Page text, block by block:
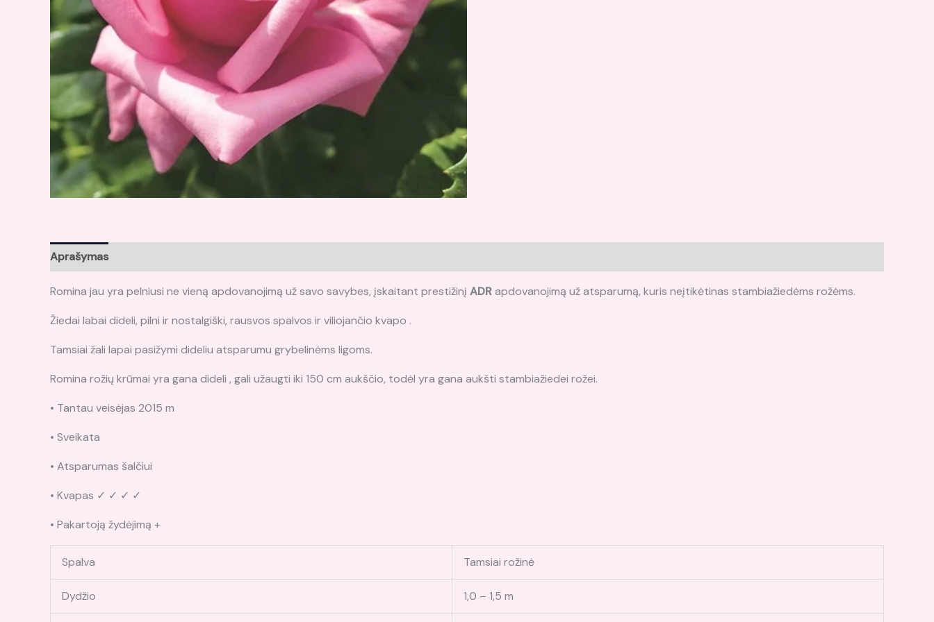
Aprašymas
Romina jau yra pelniusi ne vieną apdovanojimą už savo savybes, įskaitant prestižinį ADRapdovanojimą už atsparumą, kuris neįtikėtinas stambiažiedėms rožėms.
Žiedai labai dideli, pilni ir nostalgiški, rausvos spalvos ir viliojančio kvapo .
Tamsiai žali lapai pasižymi dideliu atsparumu grybelinėms ligoms.
Romina rožių krūmai yra gana dideli , gali užaugti iki 150 cm aukščio, todėl yra gana aukšti stambiažiedei rožei.
• Tantau veisėjas 2015 m
• Sveikata
• Atsparumas šalčiui
• Kvapas ✓ ✓ ✓ ✓
• Pakartoją žydėjimą +
Spalva Tamsiai rožinė
Dydžio 1,0 – 1,5 m